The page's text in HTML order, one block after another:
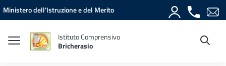
Vai ai contenuti
Vai al menu di navigazione
Vai al footer
Ministero dell'Istruzione e del Merito
Istituto Comprensivo
Bricherasio